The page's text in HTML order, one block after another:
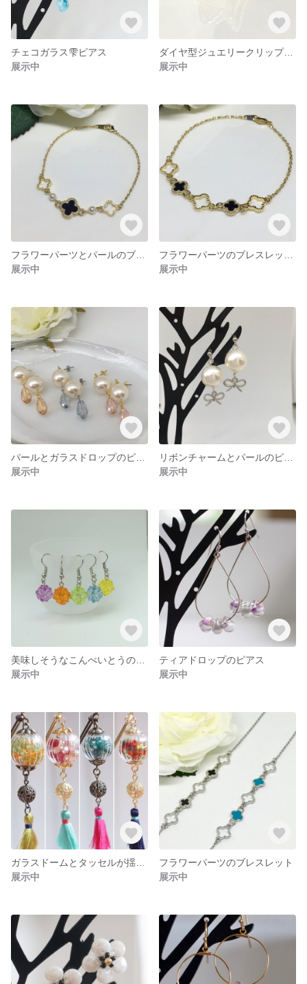
チェコガラス雫ピアス
展示中
ダイヤ型ジュエリークリップのネックレス
展示中
展示中
展示中
展示中
展示中
展示中
ティアドロップのピアス
展示中
展示中
フラワーパーツのブレスレット
展示中